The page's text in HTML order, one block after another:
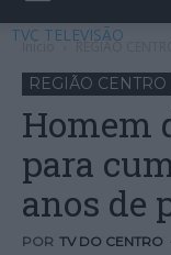
TVC TELEVISÃO
Início REGIÃO CENTRO
REGIÃO CENTRO
Homem
para
anos de
POR TV DO CENTRO